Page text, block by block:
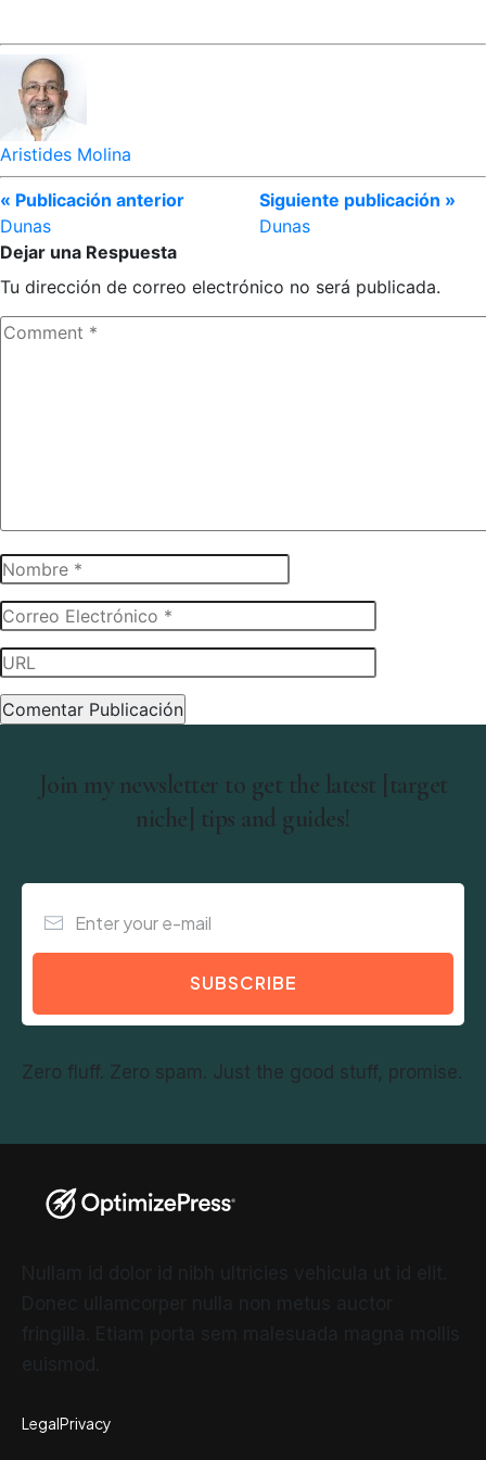
Aristides Molina
« Publicación anterior
Dunas
Siguiente publicación »
Dunas
Dejar una Respuesta
Tu dirección de correo electrónico no será publicada.
Join my newsletter to get the latest [target
niche] tips and guides!
SUBSCRIBE
Zero fluff. Zero spam. Just the good stuff, promise.
LegalPrivacy